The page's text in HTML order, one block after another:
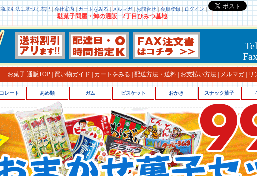
取引法に基づく表記 | 会社案内 | カートをみる | メルマガ| お問合せ| 会員登録| ログイン |
駄菓子問屋・卸の通販 - 2丁目ひみつ基地
お菓子 通販TOP 買い物ガイド カートをみる 配送方法・送料 お支払い方法 メルマガ リ